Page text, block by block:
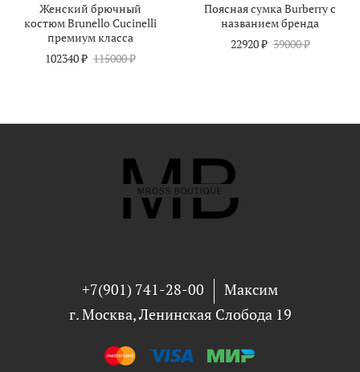
Женский брючный
костюм Brunello Cucinelli
премиум класса
102340 ₽ 115000 ₽
Поясная сумка Burberry с
названием бренда
22920 ₽ 39000 ₽
+7(901) 741-28-00
Максим
г. Москва, Ленинская Слобода 19